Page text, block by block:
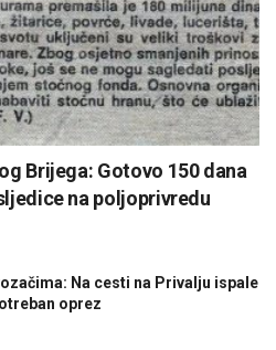
Brijega: Gotovo 150 dana
na poljoprivredu
Na cesti na Privalju ispale
oprez